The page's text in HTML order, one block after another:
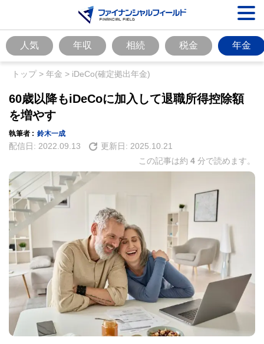
人気 年収 相続 税金 年金
トップ> 年金 > iDeCo(確定拠出年金)
60歳以降もiDeCoに加入して退職所得控除額
を増やす
執筆者 : 鈴木一成
配信日: 2022.09.13 更新日: 2025.10.21
この記事は約 4 分で読めます。